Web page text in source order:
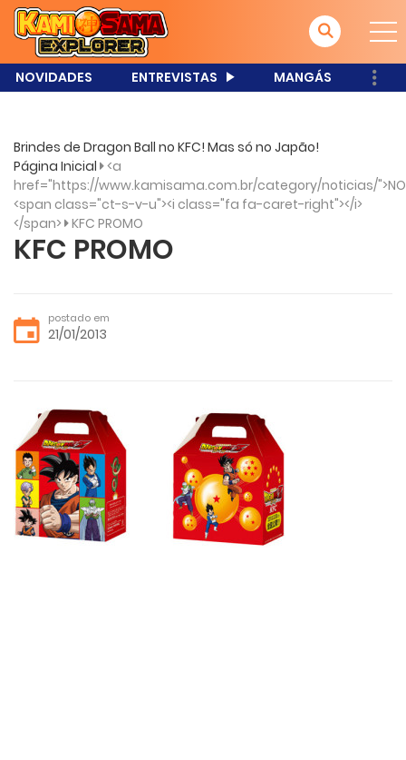
NOVIDADES ENTREVISTAS MANGÁS
Brindes de Dragon Ball no KFC! Mas só no Japão!
Página Inicial <a
href="https://www.kamisama.com.br/category/noticias/
<span class="ct-s-v-u"><i class="fa fa-caret-right"></i>
</span> KFC PROMO
KFC PROMO
postado em
21/01/2013